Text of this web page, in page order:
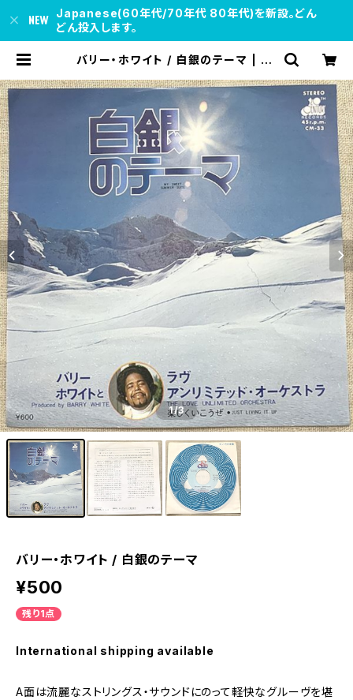
Japanese(60年代/70年代 80年代)を新設。どん
どん投入します。
バリー・ホワイト / 白銀のテーマ | so
1/3
バリー・ホワイト / 白銀のテーマ
¥500
残り1点
International shipping available
A面は流麗なストリングス・サウンドにのって軽快なグルーヴを堪